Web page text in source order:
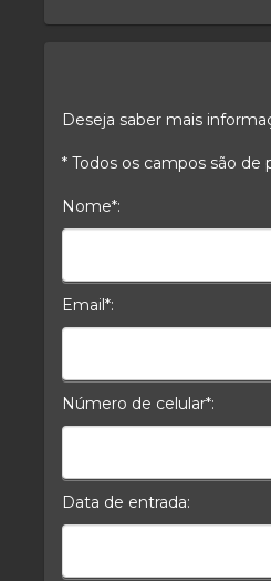
Deseja saber mais
* Todos os campos são
Nome*:
Email*:
Número de celular*:
Data de entrada: